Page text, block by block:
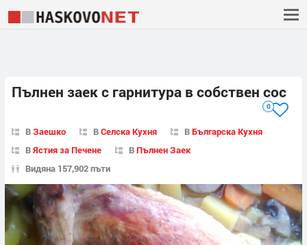
Пълнен заек с гарнитура в собствен сос
0
ВЗаешко ВСелска Кухня ВБългарска Кухня
ВЯстия за Печене ВПълнен Заек
Видяна 157,902 пъти